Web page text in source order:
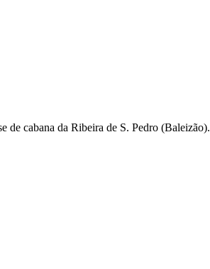
de cabana da Ribeira de S. Pedro (Baleizão).